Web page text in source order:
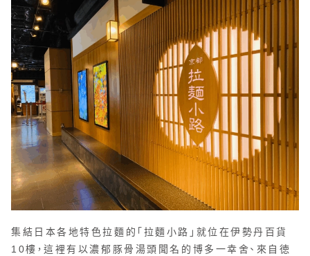
集結日本各地特色拉麵的「拉麵小路」就位在伊勢丹百貨
10樓，這裡有以濃郁豚骨湯頭聞名的博多一幸舍、來自徳